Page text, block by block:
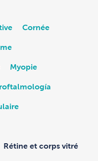
Cornée
Myopie
Rétine et corps vitré